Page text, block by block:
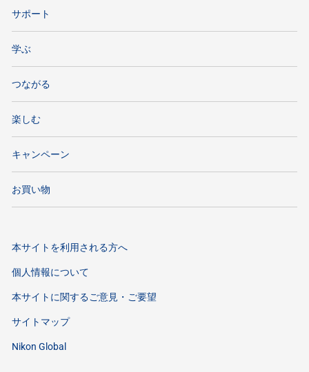
サポート
学ぶ
つながる
楽しむ
キャンペーン
お買い物
本サイトを利用される方へ
個人情報について
本サイトに関するご意見・ご要望
サイトマップ
Nikon Global